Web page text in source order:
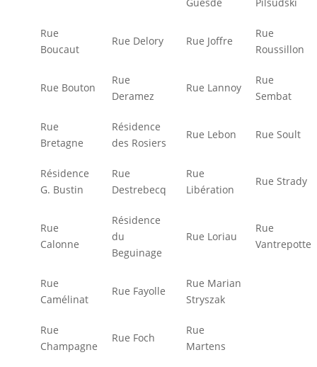
Rue
Boucaut
Rue Delory Rue Joffre
Rue
Roussillon
Rue Bouton
Rue
Deramez
Rue Lannoy
Rue
Sembat
Rue
Bretagne
Résidence
des Rosiers
Rue Lebon Rue Soult
Résidence
G. Bustin
Rue
Destrebecq
Rue
Libération
Rue Strady
Rue
Calonne
Résidence
du
Beguinage
Rue Loriau
Rue
Vantrepotte
Rue
Camélinat
Rue Fayolle
Rue Marian
Stryszak
Rue
Champagne
Rue Foch
Rue
Martens